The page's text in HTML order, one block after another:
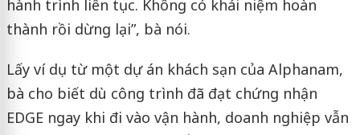
hành trình liên tục. Không có khái niệm hoàn
thành rồi dừng lại”, bà nói.
Lấy ví dụ từ một dự án khách sạn của Alphanam,
bà cho biết dù công trình đã đạt chứng nhận
EDGE ngay khi đi vào vận hành, doanh nghiệp vẫn